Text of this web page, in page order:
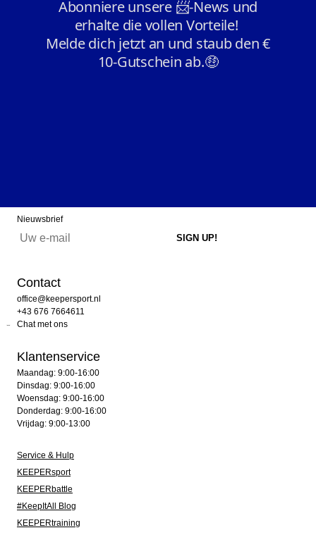
Nieuwsbrief
Contact
office@keepersport.nl
+43 676 7664611
Chat met ons
Klantenservice
Maandag: 9:00-16:00
Dinsdag: 9:00-16:00
Woensdag: 9:00-16:00
Donderdag: 9:00-16:00
Vrijdag: 9:00-13:00
Service & Hulp
KEEPERsport
KEEPERbattle
#KeepItAll Blog
KEEPERtraining